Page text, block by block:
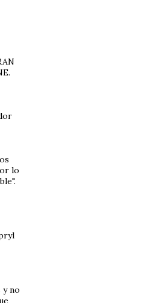
lo
y no